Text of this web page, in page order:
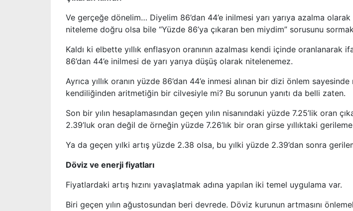
Ve gerçeğe dönelim… Diyelim 86’dan 44’e inilmesi yarı yarıya azalma
niteleme doğru olsa bile “Yüzde 86’ya çıkaran ben miydim” sorusunu
Kaldı ki elbette yıllık enflasyon oranının azalması kendi içinde oranlanarak
86’dan 44’e inilmesi de yarı yarıya düşüş olarak nitelenemez.
Ayrıca yıllık oranın yüzde 86’dan 44’e inmesi alınan bir dizi önlem
kendiliğinden aritmetiğin bir cilvesiyle mi? Bu sorunun yanıtı da belli zaten.
Son bir yılın hesaplamasından geçen yılın nisanındaki yüzde 7.25’lik oran
2.39’luk oran değil de örneğin yüzde 7.26’lık bir oran girse yıllıktaki
Ya da geçen yılki artış yüzde 2.38 olsa, bu yılki yüzde 2.39’dan sonra
Döviz ve enerji fiyatları
Fiyatlardaki artış hızını yavaşlatmak adına yapılan iki temel uygulama var.
Biri geçen yılın ağustosundan beri devrede. Döviz kurunun artmasını